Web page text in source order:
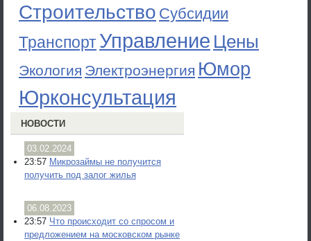
Строительство Субсидии
ТранспортУправление Цены
Экология Электроэнергия Юмор
Юрконсультация
НОВОСТИ
03.02.2024
23:57 Микрозаймы не получится
получить под залог жилья
06.08.2023
23:57 Что происходит со спросом и
предложением на московском рынке